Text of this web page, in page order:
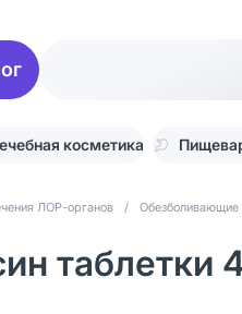
косметика
ЛОР-органов / Обезболивающие
таблетки